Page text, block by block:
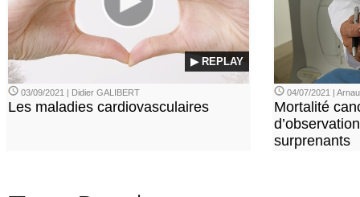
▶ REPLAY
03/09/2021 | Didier GALIBERT
Les maladies cardiovasculaires
04/07/2021 |
Mortalité
surprenants